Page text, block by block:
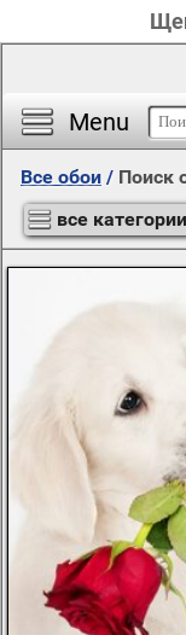
Menu
Все обои / Поиск
все категории